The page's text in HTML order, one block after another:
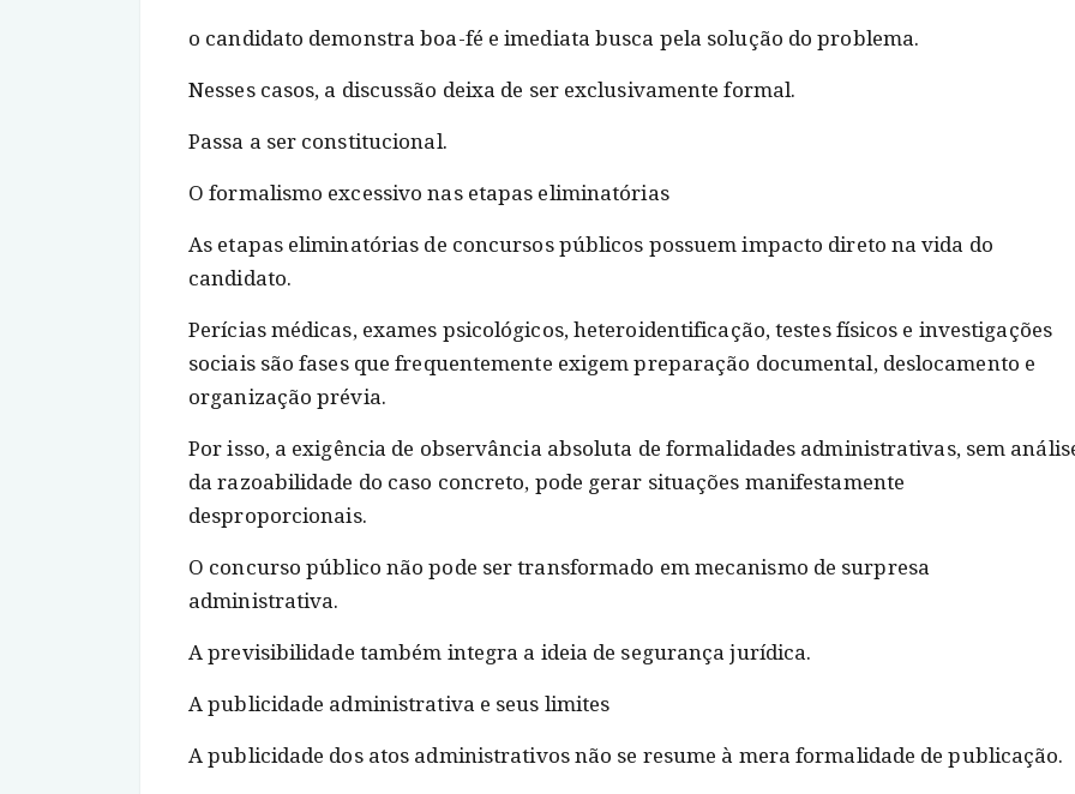
o candidato demonstra boa-fé e imediata busca pela solução do problema.
Nesses casos, a discussão deixa de ser exclusivamente formal.
Passa a ser constitucional.
O formalismo excessivo nas etapas eliminatórias
As etapas eliminatórias de concursos públicos possuem impacto direto na vida do
candidato.
Perícias médicas, exames psicológicos, heteroidentificação, testes físicos e investigações
sociais são fases que frequentemente exigem preparação documental, deslocamento e
organização prévia.
Por isso, a exigência de observância absoluta de formalidades administrativas, sem
da razoabilidade do caso concreto, pode gerar situações manifestamente
desproporcionais.
O concurso público não pode ser transformado em mecanismo de surpresa
administrativa.
A previsibilidade também integra a ideia de segurança jurídica.
A publicidade administrativa e seus limites
A publicidade dos atos administrativos não se resume à mera formalidade de publicação.